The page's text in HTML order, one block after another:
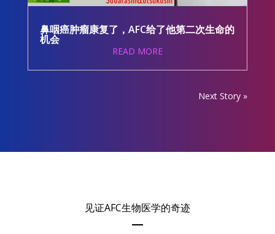
鼻咽癌肿瘤康复了，AFC给了他第二次生命的
机会
READ MORE
Next Story »
见证AFC生物医学的奇迹